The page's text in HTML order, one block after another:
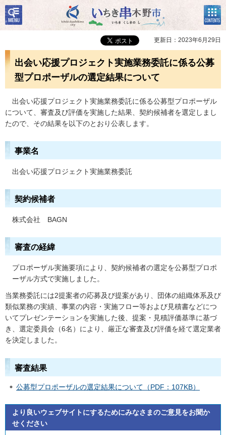
いちき串木野市
検
索・
共通
コン
テン
ツメ
ニュ
更新日：2023年6月29日
出会い応援プロジェクト実施業務委託に係る公募
型プロポーザルの選定結果について
出会い応援プロジェクト実施業務委託に係る公募型プロポーザル
について、審査及び評価を実施した結果、契約候補者を選定しまし
たので、その結果を以下のとおり公表します。
事業名
出会い応援プロジェクト実施業務委託
契約候補者
株式会社 BAGN
審査の経緯
プロポーザル実施要項により、契約候補者の選定を公募型プロポ
ーザル方式で実施しました。
当業務委託には2提案者の応募及び提案があり、団体の組織体系及び
類似業務の実績、事業の内容・実施フロー等および見積書などにつ
いてプレゼンテーションを実施した後、提案・見積評価基準に基づ
き、選定委員会（6名）により、厳正な審査及び評価を経て選定業者
を決定しました。
審査結果
公募型プロポーザルの選定結果について（PDF：107KB）
より良いウェブサイトにするためにみなさまのご意見をお聞か
せください